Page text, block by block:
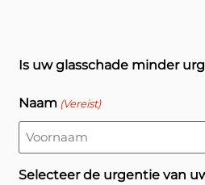
Is uw glasschade minder
Naam (Vereist)
Selecteer de urgentie van